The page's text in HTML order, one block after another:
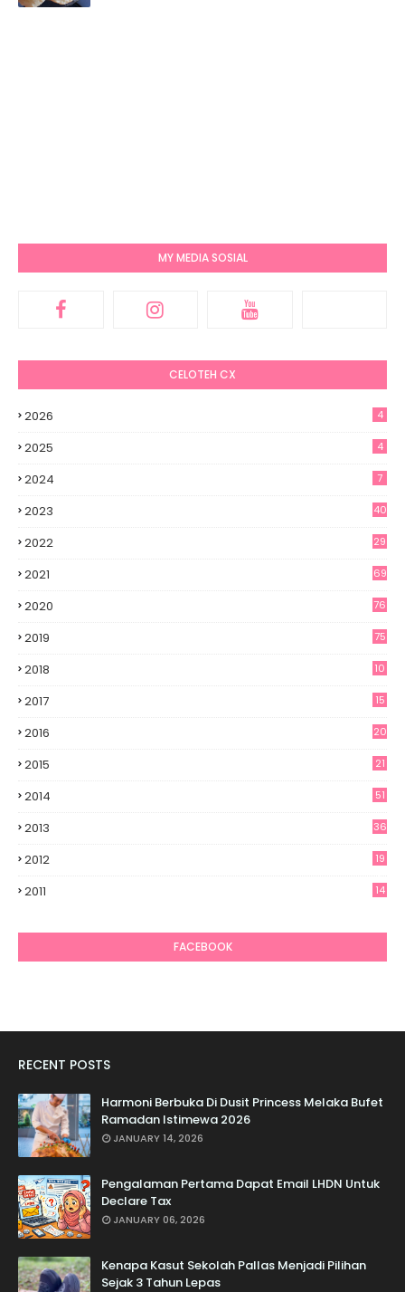
MY MEDIA SOSIAL
CELOTEH CX
2026 4
2025 4
2024 7
2023 40
2022 29
2021 69
2020 76
2019 75
2018 10
2017 15
2016 20
2015 21
2014 51
2013 36
2012
19
2011
14
FACEBOOK
RECENT POSTS
Harmoni Berbuka Di Dusit Princess Melaka Bufet
Ramadan Istimewa 2026
JANUARY 14, 2026
Pengalaman Pertama Dapat Email LHDN Untuk
Declare Tax
JANUARY 06, 2026
Kenapa Kasut Sekolah Pallas Menjadi Pilihan
Sejak 3 Tahun Lepas